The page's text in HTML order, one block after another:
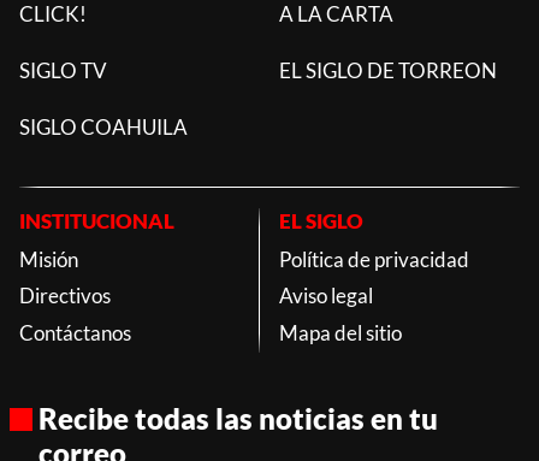
CLICK!
A LA CARTA
SIGLO TV EL SIGLO DE TORREON
SIGLO COAHUILA
INSTITUCIONAL
Misión
Directivos
Contáctanos
EL SIGLO
Política de privacidad
Aviso legal
Mapa del sitio
Recibe todas las noticias en tu
correo